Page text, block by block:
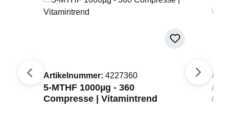
Artikelnummer:4227360
5-MTHF 1000µg - 360
Compresse | Vitamintrend
Acido